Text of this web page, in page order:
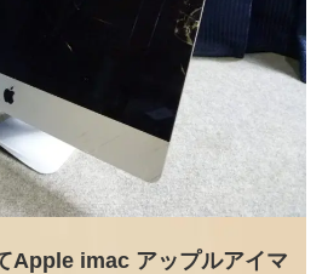
Apple imac アップルアイマ